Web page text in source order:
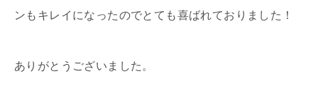
ンもキレイになったのでとても喜ばれておりました！
ありがとうございました。